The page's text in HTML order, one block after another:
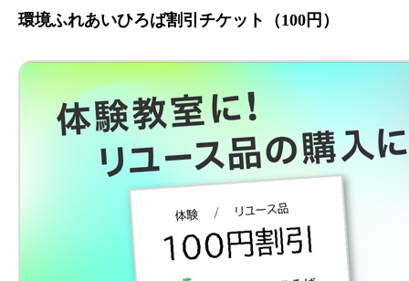
環境ふれあいひろば割引チケット（100円）